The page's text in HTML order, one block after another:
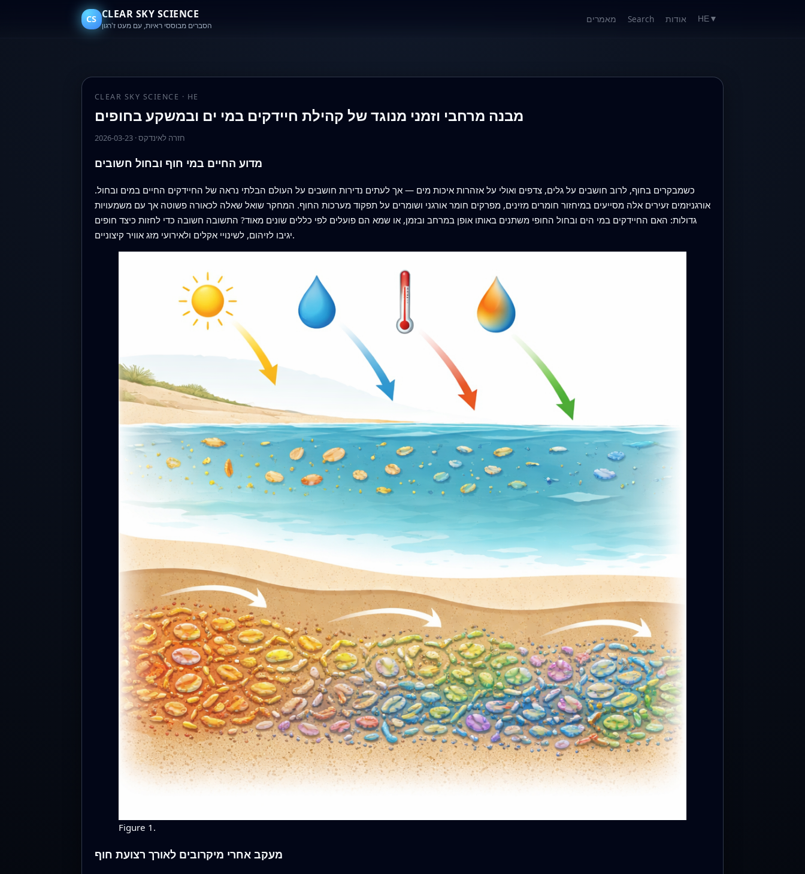
CS CLEAR SKY SCIENCE
הסברים מבוססי ראיות, עם מעט ז'רגון
מאמרים Search אודות HE ▼
CLEAR SKY SCIENCE · HE
מבנה מרחבי וזמני מנוגד של קהילת חיידקים במי ים ובמשקע בחופים
2026-03-23·חזרה לאינדקס
מדוע החיים במי חוף ובחול חשובים
כשמבקרים בחוף, לרוב חושבים על גלים, צדפים ואולי על אזהרות איכות מים — אך לעתים נדירות חושבים על העולם הבלתי נראה של החיידקים החיים במים ובחול.
אורגניזמים זעירים אלה מסייעים במיחזור חומרים מזינים, מפרקים חומר אורגני ושומרים על תפקוד מערכות החוף. המחקר שואל שאלה לכאורה פשוטה אך עם משמעויות
גדולות: האם החיידקים במי הים ובחול החופי משתנים באותו אופן במרחב ובזמן, או שמא הם פועלים לפי כללים שונים מאוד? התשובה חשובה כדי לחזות כיצד חופים
יגיבו לזיהום, לשינויי אקלים ולאירועי מזג אוויר קיצוניים.
Figure 1.
מעקב אחרי מיקרובים לאורך רצועת חוף